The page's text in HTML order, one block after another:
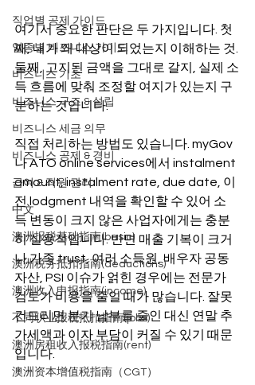
직업별 공제 가이드
업종별 비즈니스 가이드
비즈니스 기초
비즈니스 구조 & 설립
비즈니스 세금 의무
비즈니스 공제 & 경비
급여 & 직원 관리
中文
澳洲报税基础指南(basic)
澳洲税务抵扣指南(deductions)
澳洲收入申报指南(income)
不同职业报税抵扣指南(jobs)
澳洲房租收入报税指南(rent)
澳洲资本增值税指南（CGT）
여기서 중요한 판단은 두 가지입니다. 첫
째, 내가 왜 대상이 되었는지 이해하는 것.
둘째, 고지된 금액을 그대로 갈지, 실제 소
득 흐름에 맞춰 조정할 여지가 있는지 구
분하는 것입니다.
직접 처리하는 방법도 있습니다. myGov
나 ATO online services에서 instalment
amount, instalment rate, due date, 이
전 lodgment 내역을 확인할 수 있어 소
득 변동이 크지 않은 사업자에게는 충분
히 실용적입니다. 반면 매출 기복이 크거
나 가족 trust, 여러 소득원, 배우자 공동
자산, PSI 이슈가 얽힌 경우에는 전문가
검토가 비용을 줄일 때가 많습니다. 잘못
건드리면 분기 납부를 줄인 대신 연말 추
가세액과 이자 부담이 커질 수 있기 때문
입니다.